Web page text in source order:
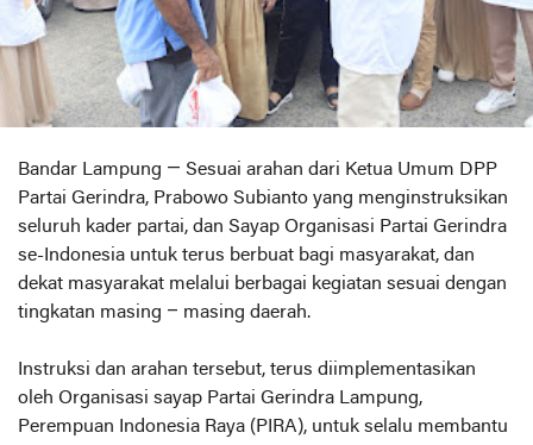
Bandar Lampung — Sesuai arahan dari Ketua Umum DPP
Partai Gerindra, Prabowo Subianto yang menginstruksikan
seluruh kader partai, dan Sayap Organisasi Partai Gerindra
se-Indonesia untuk terus berbuat bagi masyarakat, dan
dekat masyarakat melalui berbagai kegiatan sesuai dengan
tingkatan masing – masing daerah.
Instruksi dan arahan tersebut, terus diimplementasikan
oleh Organisasi sayap Partai Gerindra Lampung,
Perempuan Indonesia Raya (PIRA), untuk selalu membantu